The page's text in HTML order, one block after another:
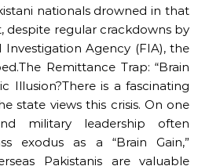
nationals drowned in that
despite regular crackdowns by
Investigation Agency (FIA), the
Remittance Trap: “Brain
Illusion?There is a fascinating
state views this crisis. On one
military leadership often
exodus as a “Brain Gain,”
Pakistanis are valuable